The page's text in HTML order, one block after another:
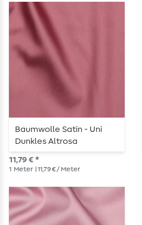
Baumwolle Satin - Uni
Dunkles Altrosa
11,79 € *
1 Meter | 11,79 € / Meter